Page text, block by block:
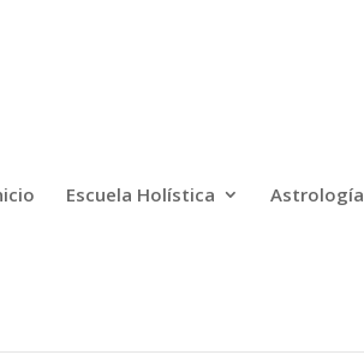
Escuela Holística Astrología